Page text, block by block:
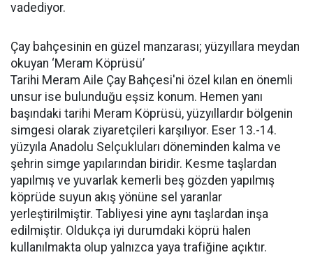
vadediyor.
Çay bahçesinin en güzel manzarası; yüzyıllara meydan
okuyan ‘Meram Köprüsü’
Tarihi Meram Aile Çay Bahçesi'ni özel kılan en önemli
unsur ise bulunduğu eşsiz konum. Hemen yanı
başındaki tarihi Meram Köprüsü, yüzyıllardır bölgenin
simgesi olarak ziyaretçileri karşılıyor. Eser 13.-14.
yüzyıla Anadolu Selçukluları döneminden kalma ve
şehrin simge yapılarından biridir. Kesme taşlardan
yapılmış ve yuvarlak kemerli beş gözden yapılmış
köprüde suyun akış yönüne sel yaranlar
yerleştirilmiştir. Tabliyesi yine aynı taşlardan inşa
edilmiştir. Oldukça iyi durumdaki köprü halen
kullanılmakta olup yalnızca yaya trafiğine açıktır.